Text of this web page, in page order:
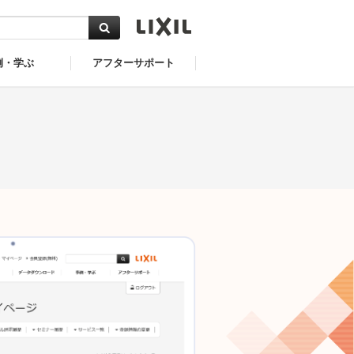
・学ぶ アフターサポート